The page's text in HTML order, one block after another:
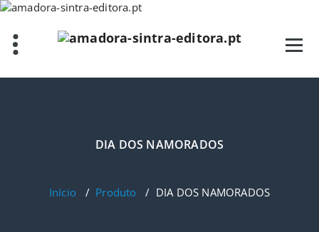
Saltar
conteúdo
DIA DOS NAMORADOS
Início / Produto / DIA DOS NAMORADOS